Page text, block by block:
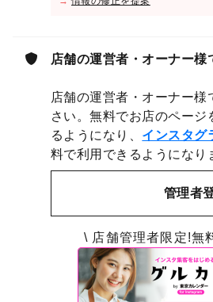
店舗の運営者・オーナー様
店舗の運営者・オーナー様
さい。無料でお店のページ
るようになり、 インスタグ
料で利用できるようになり
管理者
\ 店舗管理者限定!無